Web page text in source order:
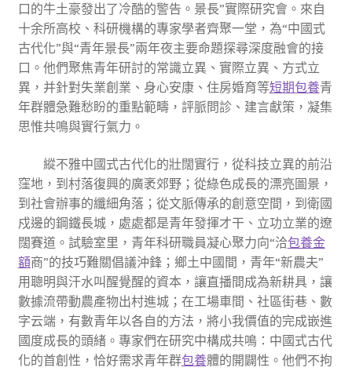
口的牛土豪發出了冷酷的警告。景長”實際研究會。來自
十余所高校、科研機構的專家學者齊聚一堂，為“中國式
古代化”與“青年景長”兩年夜主要命題探尋深度融會的接
口。他們聚焦青年研討的常識立異、實際立異、方式立
異，并針對失業創業、身心安康、住房婚育等短期包養青
年群體急難愁盼的重點範疇，評脈問診、建言獻策，凝集
思惟共鳴與實行氣力。
縱不雅中國式古代化的壯闊實行，從科技立異的前沿
窪地，到村落復興的廣袤郊野；從綠色成長的漂亮圖景，
到社會辦事的纖細角落；從文脈傳承的創意空間，到衛國
戍邊的鋼鐵長城，處處都是青年發揮才干、立功立業的遼
闊賽道。試驗室里，青年科研職員凝心聚力向“洽包養金
額商”的技巧難關倡議沖鋒；鄉土中國間，青年“新農夫”
用聰明與汗水叫醒覺醒的資本，讓直播間成為新耕具，讓
數據流帶動農產物出村進城；在工場車間、社區街巷、數
字云端，有數青年以各自的方法，將小我價值的完成嵌進
國度成長的頭緒。專家們在研究中構成共鳴：中國式古代
化的首創性，恰好需求青年群包養體的開闢性。他們不拘